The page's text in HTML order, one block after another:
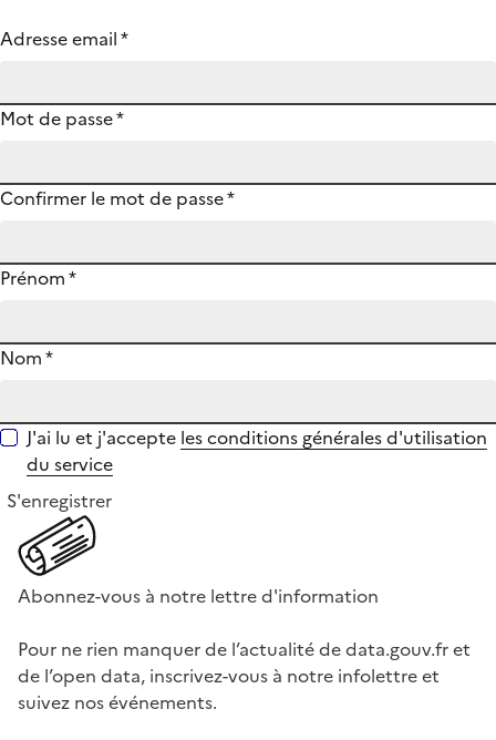
Adresse email*
Mot de passe*
Confirmer le mot de passe*
Prénom*
Nom*
J'ai lu et j'accepte les conditions générales d'utilisation
du service
S'enregistrer
Abonnez-vous à notre lettre d'information
Pour ne rien manquer de l’actualité de data.gouv.fr et
de l’open data, inscrivez-vous à notre infolettre et
suivez nos événements.